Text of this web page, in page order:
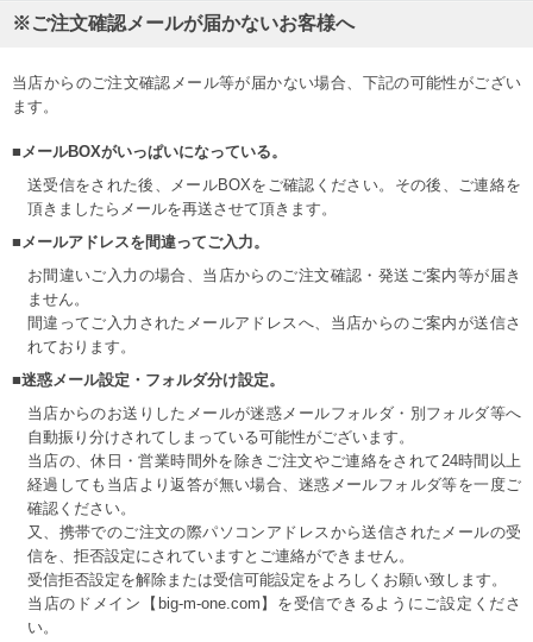
※ご注文確認メールが届かないお客様へ
当店からのご注文確認メール等が届かない場合、下記の可能性がござい
ます。
■メールBOXがいっぱいになっている。
送受信をされた後、メールBOXをご確認ください。その後、ご連絡を
頂きましたらメールを再送させて頂きます。
■メールアドレスを間違ってご入力。
お間違いご入力の場合、当店からのご注文確認・発送ご案内等が届き
ません。
間違ってご入力されたメールアドレスへ、当店からのご案内が送信さ
れております。
■迷惑メール設定・フォルダ分け設定。
当店からのお送りしたメールが迷惑メールフォルダ・別フォルダ等へ
自動振り分けされてしまっている可能性がございます。
当店の、休日・営業時間外を除きご注文やご連絡をされて24時間以上
経過しても当店より返答が無い場合、迷惑メールフォルダ等を一度ご
確認ください。
又、携帯でのご注文の際パソコンアドレスから送信されたメールの受
信を、拒否設定にされていますとご連絡ができません。
受信拒否設定を解除または受信可能設定をよろしくお願い致します。
当店のドメイン【big-m-one.com】を受信できるようにご設定くださ
い。